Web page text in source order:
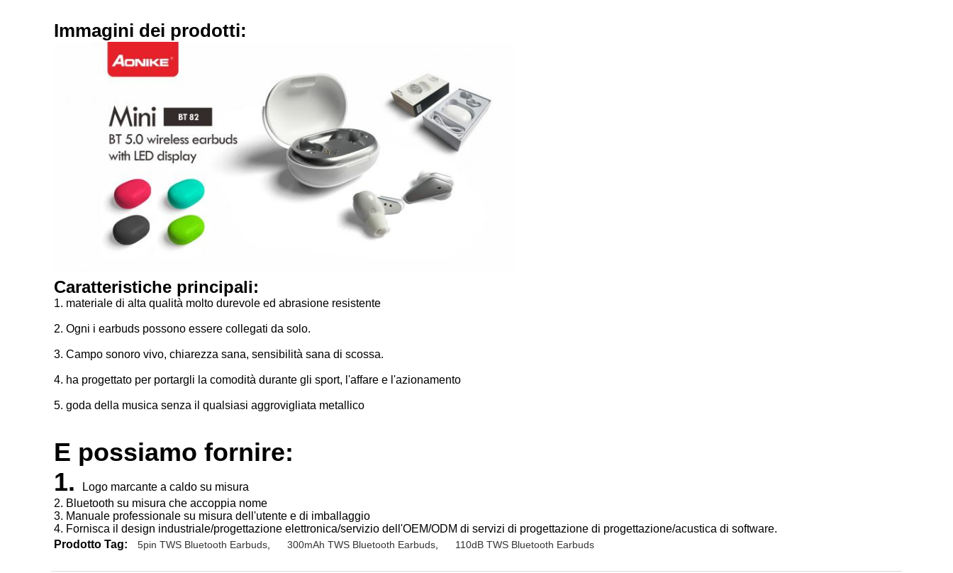
Immagini dei prodotti:
Caratteristiche principali:
1. materiale di alta qualità molto durevole ed abrasione resistente
2. Ogni i earbuds possono essere collegati da solo.
3. Campo sonoro vivo, chiarezza sana, sensibilità sana di scossa.
4. ha progettato per portargli la comodità durante gli sport, l'affare e l'azionamento
5. goda della musica senza il qualsiasi aggrovigliata metallico
E possiamo fornire:
1.
Logo marcante a caldo su misura
2. Bluetooth su misura che accoppia nome
3. Manuale professionale su misura dell'utente e di imballaggio
4. Fornisca il design industriale/progettazione elettronica/servizio dell'OEM/ODM di servizi di progettazione di progettazione/acustica di software.
Prodotto Tag:
5pin TWS Bluetooth Earbuds 300mAh TWS Bluetooth Earbuds 110dB TWS Bluetooth Earbuds